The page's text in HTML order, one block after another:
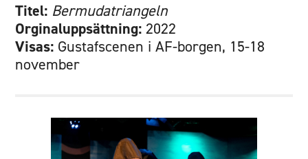
Titel: Bermudatriangeln
Orginaluppsättning: 2022
Visas: Gustafscenen i AF-borgen, 15-18
november